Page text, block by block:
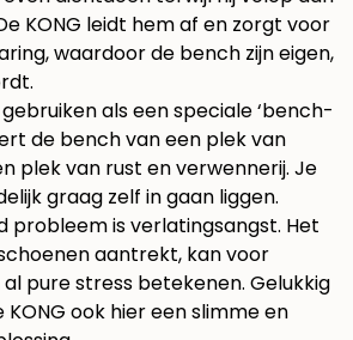
KONG leidt hem af en zorgt voor
waardoor de bench zijn eigen,
als een speciale ‘bench-
de bench van een plek van
plek van rust en verwennerij. Je
graag zelf in gaan liggen.
probleem is verlatingsangst. Het
aantrekt, kan voor
pure stress betekenen. Gelukkig
ook hier een slimme en